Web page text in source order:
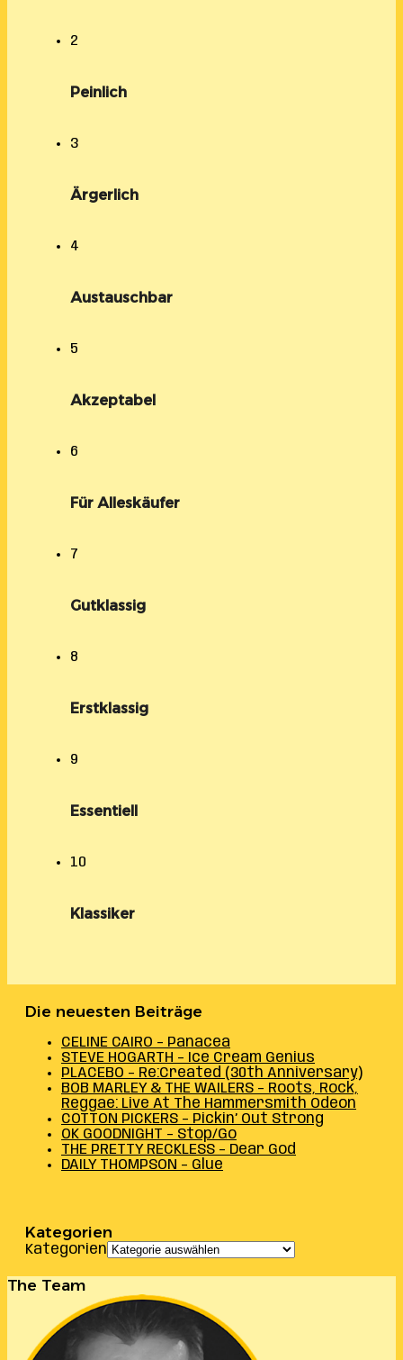
2
Peinlich
3
Ärgerlich
4
Austauschbar
5
Akzeptabel
6
Für Alleskäufer
7
Gutklassig
8
Erstklassig
9
Essentiell
10
Klassiker
Die neuesten Beiträge
CELINE CAIRO – Panacea
STEVE HOGARTH – Ice Cream Genius
PLACEBO – Re:Created (30th Anniversary)
BOB MARLEY & THE WAILERS – Roots, Rock,
Reggae: Live At The Hammersmith Odeon
COTTON PICKERS – Pickin’ Out Strong
OK GOODNIGHT – Stop/Go
THE PRETTY RECKLESS – Dear God
DAILY THOMPSON – Glue
Kategorien
Kategorien
The Team